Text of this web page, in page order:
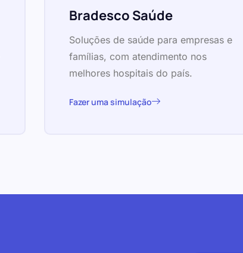
Bradesco Saúde
Soluções de saúde para empresas e
famílias, com atendimento nos
melhores hospitais do país.
Fazer uma simulação